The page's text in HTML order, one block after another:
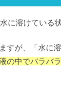
すが、「水に
の中でバラバ